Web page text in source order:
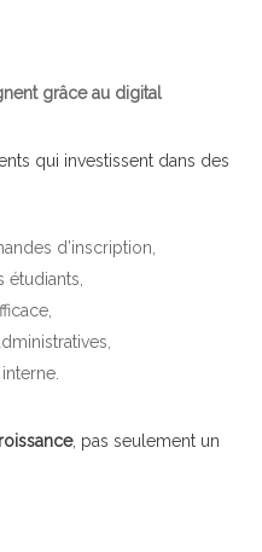
grâce au digital
qui investissent dans des
d’inscription,
, pas seulement un